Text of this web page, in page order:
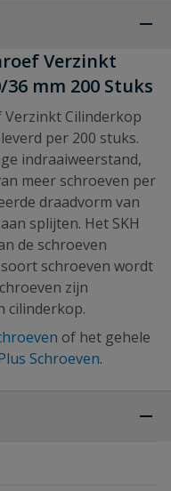
Verzinkt
mm 200 Stuks
Verzinkt Cilinderkop
per 200 stuks.
indraaiweerstand,
meer schroeven per
draadvorm van
splijten. Het SKH
de schroeven
schroeven wordt
zijn
cilinderkop.
of het gehele
Schroeven.